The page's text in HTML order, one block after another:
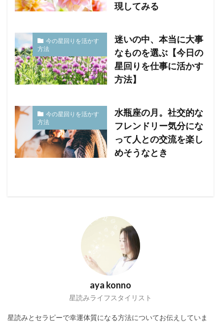
現してみる
今の星回りを活かす
方法
迷いの中、本当に大事
なものを選ぶ【今日の
星回りを仕事に活かす
方法】
今の星回りを活かす
方法
水瓶座の月。社交的な
フレンドリー気分にな
って人との交流を楽し
めそうなとき
aya konno
星読みライフスタイリスト
星読みとセラピーで幸運体質になる方法についてお伝えしていま